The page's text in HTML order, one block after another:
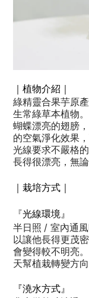
｜植物介紹｜
綠精靈合果芋原
生常綠草本植物
蝴蝶漂亮的翅膀
的空氣淨化效果
光線要求不嚴格
長得很漂亮，無
｜栽培方式｜
『光線環境』
半日照 / 室內通
以讓他長得更茂
會變得較不明亮
天幫植栽轉變方向
『澆水方式』